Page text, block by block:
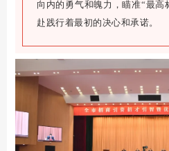
向内的勇气和魄力，瞄准“最高
赴践行着最初的决心和承诺。